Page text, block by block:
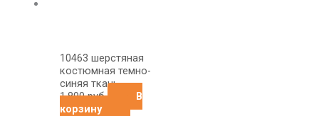
10463 шерстяная
костюмная темно-
синяя ткань
1,890руб
В
корзину